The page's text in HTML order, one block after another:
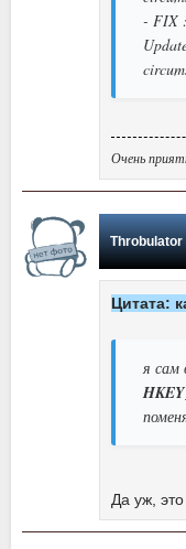
- FIX
Очень
Throbulator
Цитата:
я сам
Да уж,